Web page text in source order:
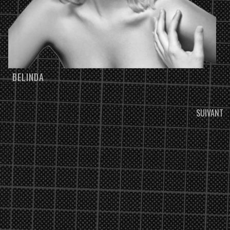
BELINDA
NAVIGATION
DANS
LES
ARTICLES
SUIVANT